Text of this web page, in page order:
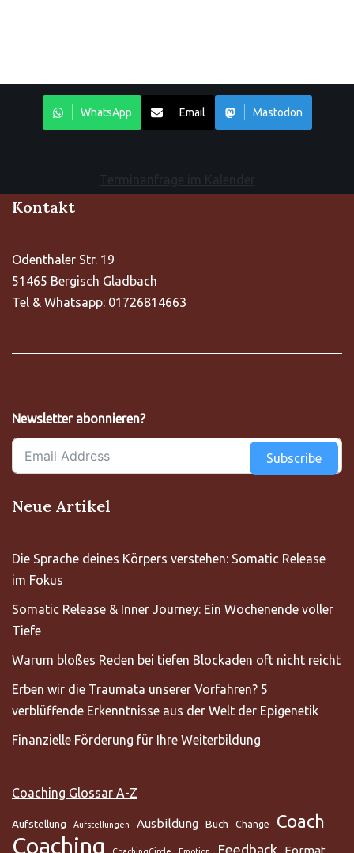
WhatsApp Email Mastodon
Terminanfrage im Kalender
Kontakt
Odenthaler Str. 19
51465 Bergisch Gladbach
Tel & Whatsapp: 01726814663
Newsletter abonnieren?
Subscribe
Neue Artikel
Die Sprache deines Körpers verstehen: Somatic Release
im Fokus
Somatic Release & Inner Journey: Ein Wochenende voller
Tiefe
Warum bloßes Reden bei tiefen Blockaden oft nicht reicht
Erben wir die Traumata unserer Vorfahren? 5
verblüffende Erkenntnisse aus der Welt der Epigenetik
Finanzielle Förderung für Ihre Weiterbildung
Coaching Glossar A-Z
Aufstellung Aufstellungen Ausbildung Buch Change Coach
Coaching Feedback Format